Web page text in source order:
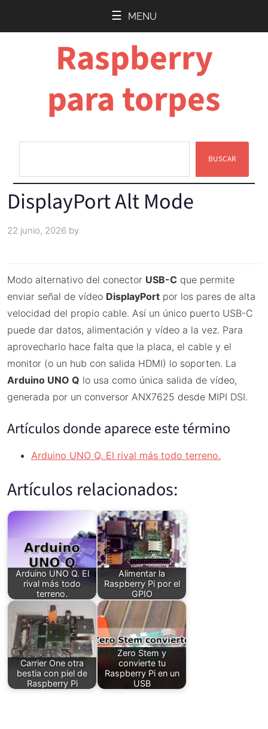
MENU
Raspberry
para torpes
BUSCAR
DisplayPort Alt Mode
22 junio, 2026 by
Modo alternativo del conector USB-C que permite
enviar señal de vídeo DisplayPort por los pares de alta
velocidad del propio cable. Así un único puerto USB-C
puede dar datos, alimentación y vídeo a la vez. Para
aprovecharlo hace falta que la placa, el cable y el
monitor (o un hub con salida HDMI) lo soporten. La
Arduino UNO Q lo usa como única salida de vídeo,
generada por un conversor ANX7625 desde MIPI DSI.
Artículos donde aparece este término
Arduino UNO Q. El rival más todo terreno.
Artículos relacionados:
Arduino UNO Q. El
rival más todo
terreno.
Alimentar la
Raspberry Pi por el
GPIO
Carrier One otra
bestia con piel de
Raspberry Pi
Zero Stem y
convierte tu
Raspberry Pi en un
USB